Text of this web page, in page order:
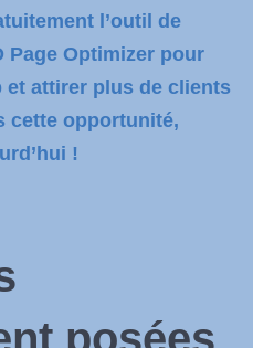
l’outil de
Page Optimizer pour
attirer plus de clients
cette opportunité,
!
posées